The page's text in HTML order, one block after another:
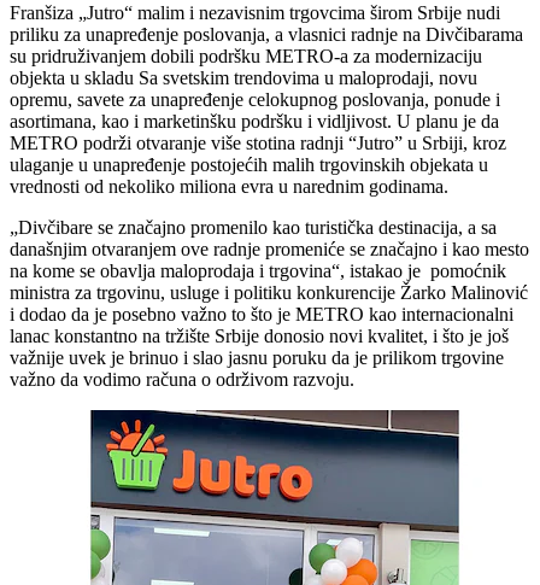
Franšiza „Jutro“ malim i nezavisnim trgovcima širom Srbije nudi
priliku za unapređenje poslovanja, a vlasnici radnje na Divčibarama
su pridruživanjem dobili podršku METRO-a za modernizaciju
objekta u skladu Sa svetskim trendovima u maloprodaji, novu
opremu, savete za unapređenje celokupnog poslovanja, ponude i
asortimana, kao i marketinšku podršku i vidljivost. U planu je da
METRO podrži otvaranje više stotina radnji “Jutro” u Srbiji, kroz
ulaganje u unapređenje postojećih malih trgovinskih objekata u
vrednosti od nekoliko miliona evra u narednim godinama.
„Divčibare se značajno promenilo kao turistička destinacija, a sa
današnjim otvaranjem ove radnje promeniće se značajno i kao mesto
na kome se obavlja maloprodaja i trgovina“, istakao je pomoćnik
ministra za trgovinu, usluge i politiku konkurencije Žarko Malinović
i dodao da je posebno važno to što je METRO kao internacionalni
lanac konstantno na tržište Srbije donosio novi kvalitet, i što je još
važnije uvek je brinuo i slao jasnu poruku da je prilikom trgovine
važno da vodimo računa o održivom razvoju.